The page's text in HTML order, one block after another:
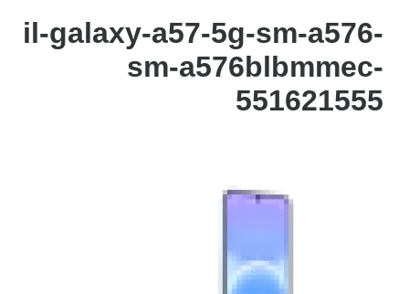
il-galaxy-a57-5g-sm-a576-
sm-a576blbmmec-
551621555